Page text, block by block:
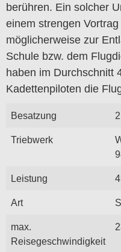
berühren. Ein solcher
einem strengen
möglicherweise zur
Schule bzw. dem
haben im Durchschnitt
Kadettenpiloten die
Besatzung 2
Triebwerk
Leistung
Art
max.
Reisegeschwindigkeit